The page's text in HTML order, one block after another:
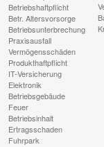
Betriebshaftpflicht
Betr. Altersvorsorge
Betriebsunterbrechung
Praxisausfall
Vermögensschäden
Produkthaftpflicht
IT-Versicherung
Elektronik
Betriebsgebäude
Feuer
Betriebsinhalt
Ertragsschaden
Fuhrpark